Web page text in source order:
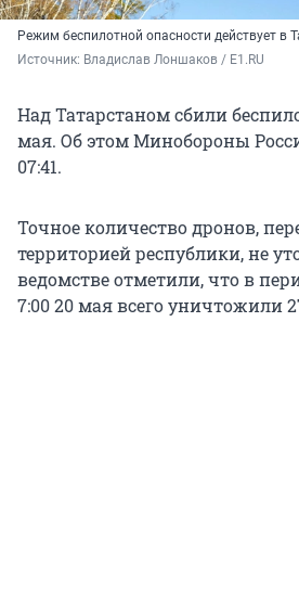
Режим беспилотной опасности действует в
Источник: Владислав Лоншаков / E1.RU
Над Татарстаном сбили
мая. Об этом Минобороны
07:41.
Точное количество дронов,
территорией республики, не
ведомстве отметили, что в
7:00 20 мая всего уничтожили